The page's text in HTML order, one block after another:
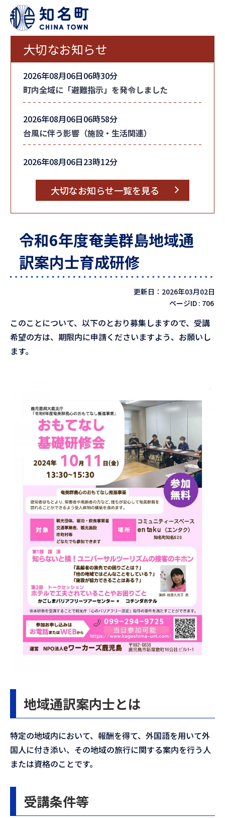
大切なお知らせ
2026年08月06日06時30分
町内全域に「避難指示」を発令しました
2026年08月06日06時58分
台風に伴う影響（施設・生活関連）
2026年08月06日23時12分
大切なお知らせ一覧を見る
令和6年度奄美群島地域通
訳案内士育成研修
更新日：2026年03月02日
ページID : 706
このことについて、以下のとおり募集しますので、受講
希望の方は、期限内に申請くださいますよう、お願いし
ます。
地域通訳案内士とは
特定の地域内において、報酬を得て、外国語を用いて外
国人に付き添い、その地域の旅行に関する案内を行う人
または資格のことです。
受講条件等